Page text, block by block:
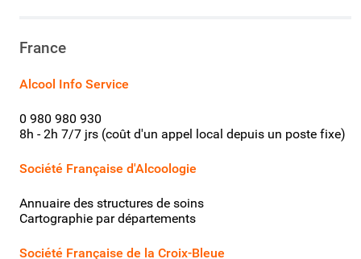
France
Alcool Info Service
0 980 980 930
8h - 2h 7/7 jrs (coût d'un appel local depuis un poste fixe)
Société Française d'Alcoologie
Annuaire des structures de soins
Cartographie par départements
Société Française de la Croix-Bleue